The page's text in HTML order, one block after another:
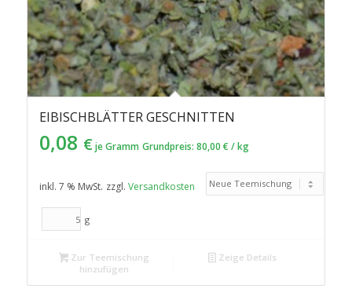
EIBISCHBLÄTTER GESCHNITTEN
0,08 € je Gramm Grundpreis: 80,00 € /kg
inkl. 7 % MwSt. zzgl. Versandkosten
g
Zur Teemischung
hinzufügen
Zeige Details